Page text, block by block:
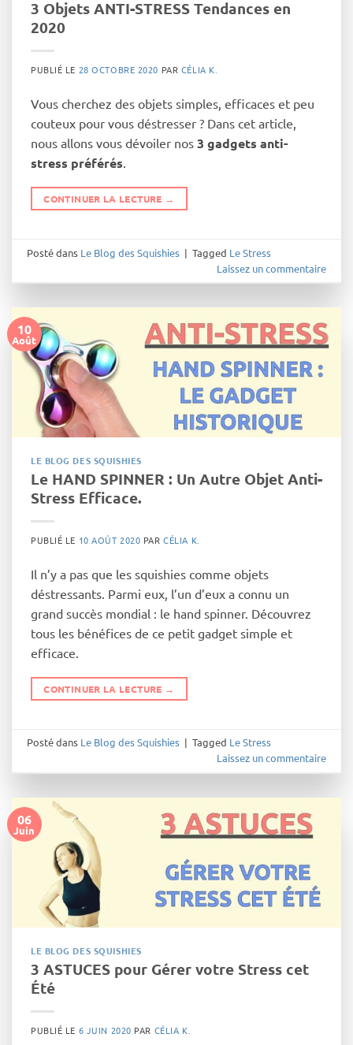
3 Objets ANTI-STRESS Tendances en
2020
PUBLIÉ LE 28 OCTOBRE 2020 PAR CÉLIA K.
Vous cherchez des objets simples, efficaces et peu
couteux pour vous déstresser ? Dans cet article,
nous allons vous dévoiler nos 3 gadgets anti-
stress préférés.
CONTINUER LA LECTURE →
Posté dans Le Blog des Squishies | Tagged Le Stress
Laissez un commentaire
10
Août
LE BLOG DES SQUISHIES
Le HAND SPINNER : Un Autre Objet Anti-
Stress Efficace.
PUBLIÉ LE 10 AOÛT 2020 PARCÉLIA K.
Il n’y a pas que les squishies comme objets
déstressants. Parmi eux, l’un d’eux a connu un
grand succès mondial : le hand spinner. Découvrez
tous les bénéfices de ce petit gadget simple et
efficace.
CONTINUER LA LECTURE →
Posté dans Le Blog des Squishies | Tagged Le Stress
Laissez un commentaire
06
Juin
LE BLOG DES SQUISHIES
3 ASTUCES pour Gérer votre Stress cet
Été
PUBLIÉ LE 6 JUIN 2020 PAR CÉLIA K.